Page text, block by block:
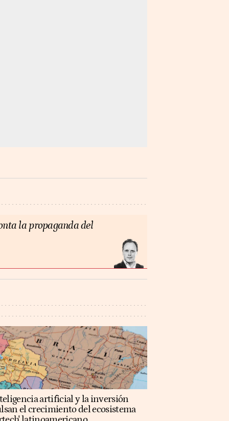
la propaganda del
artificial y la inversión
el crecimiento del ecosistema